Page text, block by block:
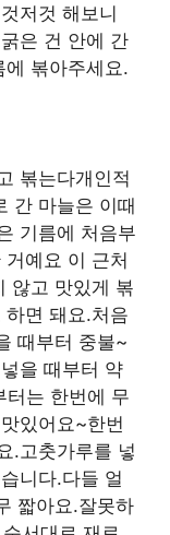
저것 해보니
은 건 안에 간
볶아주세요.
볶는다개인적
간 마늘은 이때
기름에 처음부
예요 이 근처
않고 맛있게 볶
면 돼요.처음
때부터 중불~
을 때부터 약
터는 한번에 무
있어요~한번
.고춧가루를 넣
니다.다들 얼
짧아요.잘못하